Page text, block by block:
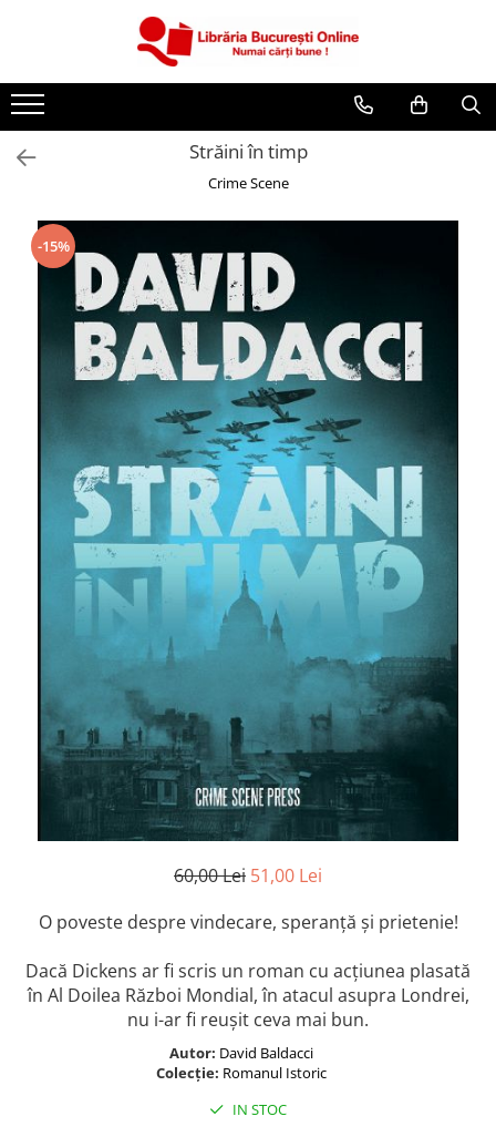
Artă și Enciclopedii
Beletristică
Cărți pentru copii
Cărți pentru tineri
Creșterea copilului
Dezvoltare Personală
Diete și Fitness
Hobby și Divertisment
Istorie și Civilizații
Istorie și Conspirații
Manuale și Dicționare
Medicină și Sănătate
Practic. Casă și Grădina
Spiritualitate
Știință și Tehnologie
Științe Politice
Științe Sociale si Umaniste
Străini în timp
Crime Scene
-15%
60,00 Lei 51,00 Lei
O poveste despre vindecare, speranță și prietenie!
Dacă Dickens ar fi scris un roman cu acțiunea plasată
în Al Doilea Război Mondial, în atacul asupra Londrei,
nu i-ar fi reușit ceva mai bun.
Autor: David Baldacci
Colecție: Romanul Istoric
IN STOC